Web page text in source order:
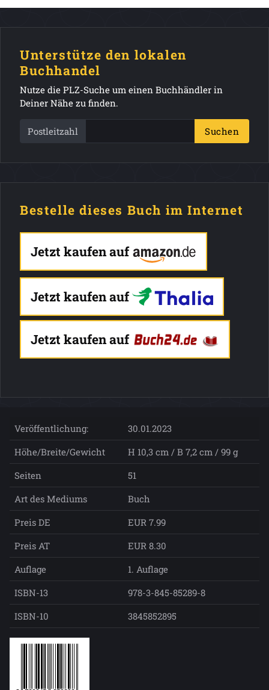
Unterstütze den lokalen
Buchhandel
Nutze die PLZ-Suche um einen Buchhändler in
Deiner Nähe zu finden.
Postleitzahl Suchen
Bestelle dieses Buch im Internet
Jetzt kaufen auf
Jetzt kaufen auf
Jetzt kaufen auf
Veröffentlichung:
30.01.2023
Höhe/Breite/Gewicht
H 10,3 cm / B 7,2 cm / 99 g
Seiten
51
Art des Mediums
Buch
Preis DE
EUR 7.99
Preis AT
EUR 8.30
Auflage
1. Auflage
ISBN-13
978-3-845-85289-8
ISBN-10
3845852895